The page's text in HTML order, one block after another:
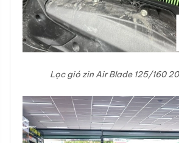
Lọc gió zin Air Blade 125/160